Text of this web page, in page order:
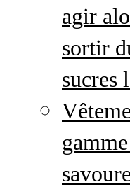
agir
sortir
sucres